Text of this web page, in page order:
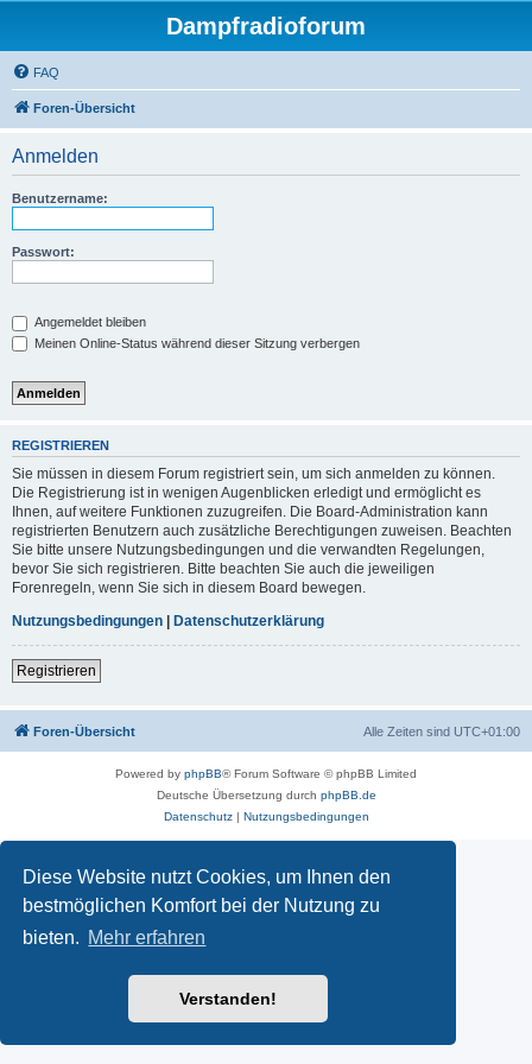
Diese Website nutzt Cookies, um Ihnen den
bestmöglichen Komfort bei der Nutzung zu
bieten. Mehr erfahren
Verstanden!
Dampfradioforum
FAQ
Foren-Übersicht
Anmelden
Benutzername:
Passwort:
Angemeldet bleiben
Meinen Online-Status während dieser Sitzung verbergen
REGISTRIEREN
Sie müssen in diesem Forum registriert sein, um sich anmelden zu können.
Die Registrierung ist in wenigen Augenblicken erledigt und ermöglicht es
Ihnen, auf weitere Funktionen zuzugreifen. Die Board-Administration kann
registrierten Benutzern auch zusätzliche Berechtigungen zuweisen. Beachten
Sie bitte unsere Nutzungsbedingungen und die verwandten Regelungen,
bevor Sie sich registrieren. Bitte beachten Sie auch die jeweiligen
Forenregeln, wenn Sie sich in diesem Board bewegen.
Nutzungsbedingungen | Datenschutzerklärung
Registrieren
Foren-Übersicht Alle Zeiten sind UTC+01:00
Powered by phpBB® Forum Software © phpBB Limited
Deutsche Übersetzung durch phpBB.de
Datenschutz| Nutzungsbedingungen